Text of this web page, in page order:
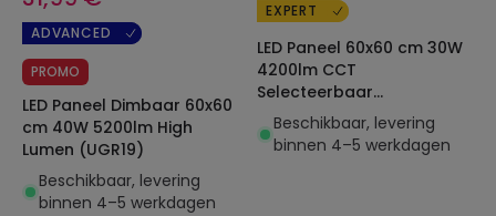
ADVANCED
PROMO
LED Paneel Dimbaar 60x60
cm 40W 5200lm High
Lumen (UGR19)
Beschikbaar, levering
binnen 4–5 werkdagen
EXPERT
LED Paneel 60x60 cm 30W
4200lm CCT
Selecteerbaar
VisualConfort PHILIPS
Certadrive
Beschikbaar, levering
binnen 4–5 werkdagen